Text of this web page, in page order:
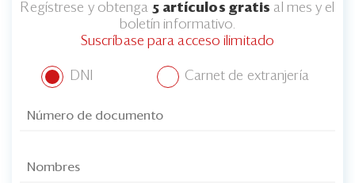
Regístrese y obtenga 5 artículos gratis al mes y el
boletín informativo.
Suscríbase para acceso ilimitado
DNI Carnet de extranjería